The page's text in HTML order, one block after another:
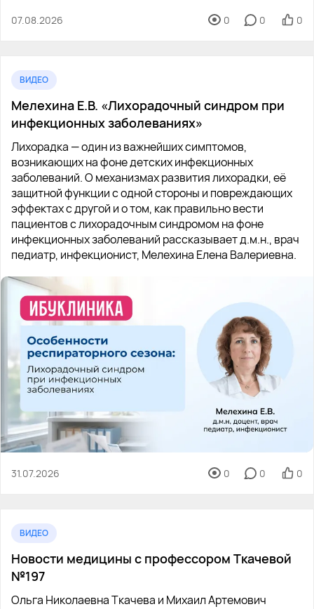
07.08.2026 0 0 0
ВИДЕО
Мелехина Е.В. «Лихорадочный синдром при
инфекционных заболеваниях»
Лихорадка — один из важнейших симптомов,
возникающих на фоне детских инфекционных
заболеваний. О механизмах развития лихорадки, её
защитной функции с одной стороны и повреждающих
эффектах с другой и о том, как правильно вести
пациентов с лихорадочным синдромом на фоне
инфекционных заболеваний рассказывает д.м.н., врач
педиатр, инфекционист, Мелехина Елена Валериевна.
31.07.2026 0 0 0
ВИДЕО
Новости медицины с профессором Ткачевой
№197
Ольга Николаевна Ткачева и Михаил Артемович